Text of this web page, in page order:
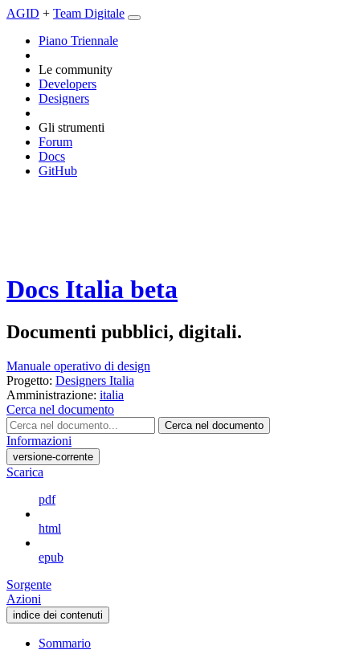
AGID + Team Digitale
Piano Triennale
Le community
Developers
Designers
Gli strumenti
Forum
Docs
GitHub
Docs Italia beta
Documenti pubblici, digitali.
Manuale operativo di design
Progetto: Designers Italia
Amministrazione: italia
Cerca nel documento
Cerca nel documento
Informazioni
versione-corrente
Scarica
pdf
html
epub
Sorgente
Azioni
indice dei contenuti
Sommario